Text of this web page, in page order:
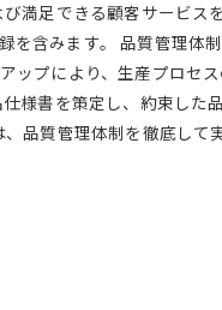
満足できる顧客サービス
を含みます。 品質管理体
ップにより、生産プロセ
様書を策定し、約束した
品質管理体制を徹底して